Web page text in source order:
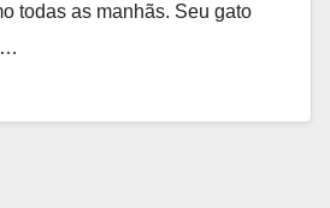
todas as manhãs. Seu gato